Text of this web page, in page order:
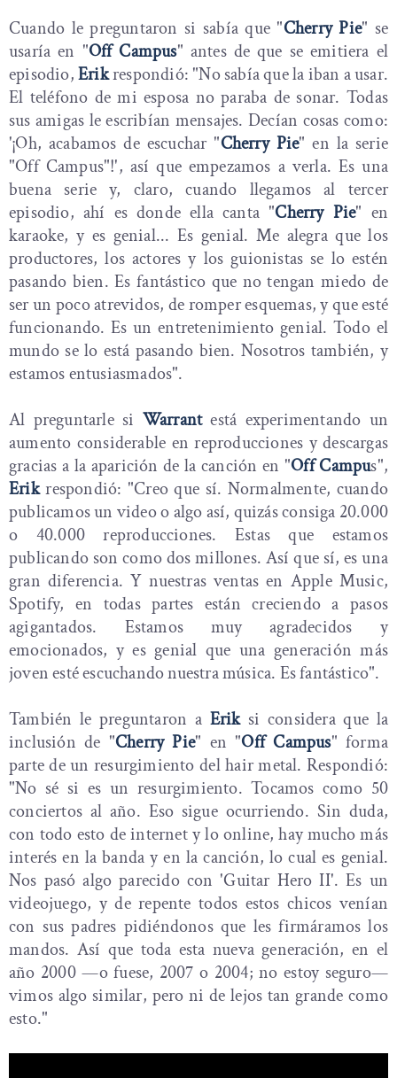
Cuando le preguntaron si sabía que "Cherry Pie" se
usaría en "Off Campus" antes de que se emitiera el
episodio,Erikrespondió: "No sabía que la iban a usar.
El teléfono de mi esposa no paraba de sonar. Todas
sus amigas le escribían mensajes. Decían cosas como:
'¡Oh, acabamos de escuchar "Cherry Pie" en la serie
"Off Campus"!', así que empezamos a verla. Es una
buena serie y, claro, cuando llegamos al tercer
episodio, ahí es donde ella canta "Cherry Pie" en
karaoke, y es genial... Es genial. Me alegra que los
productores, los actores y los guionistas se lo estén
pasando bien. Es fantástico que no tengan miedo de
ser un poco atrevidos, de romper esquemas, y que esté
funcionando. Es un entretenimiento genial. Todo el
mundo se lo está pasando bien. Nosotros también, y
estamos entusiasmados".
Al preguntarle si Warrantestá experimentando un
aumento considerable en reproducciones y descargas
gracias a la aparición de la canción en "Off Campus",
Erikrespondió: "Creo que sí. Normalmente, cuando
publicamos un video o algo así, quizás consiga 20.000
o 40.000 reproducciones. Estas que estamos
publicando son como dos millones. Así que sí, es una
gran diferencia. Y nuestras ventas en Apple Music,
Spotify, en todas partes están creciendo a pasos
agigantados. Estamos muy agradecidos y
emocionados, y es genial que una generación más
joven esté escuchando nuestra música. Es fantástico".
También le preguntaron a Eriksi considera que la
inclusión de "Cherry Pie" en "Off Campus" forma
parte de un resurgimiento del hair metal. Respondió:
"No sé si es un resurgimiento. Tocamos como 50
conciertos al año. Eso sigue ocurriendo. Sin duda,
con todo esto de internet y lo online, hay mucho más
interés en la banda y en la canción, lo cual es genial.
Nos pasó algo parecido con 'Guitar Hero II'. Es un
videojuego, y de repente todos estos chicos venían
con sus padres pidiéndonos que les firmáramos los
mandos. Así que toda esta nueva generación, en el
año 2000 —o fuese, 2007 o 2004; no estoy seguro—
vimos algo similar, pero ni de lejos tan grande como
esto."